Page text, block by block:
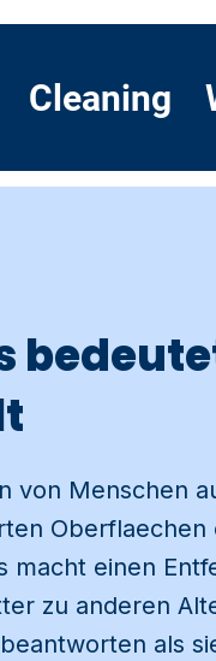
Cleaning
von Menschen
Oberflaechen
macht einen
zu anderen
als